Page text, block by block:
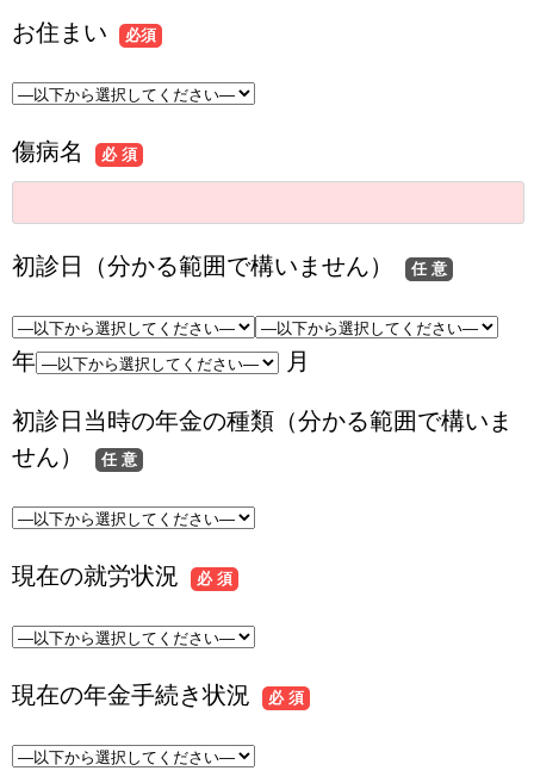
お住まい 必須
傷病名 必 須
初診日（分かる範囲で構いません） 任 意
年 月
初診日当時の年金の種類（分かる範囲で構いま
せん）
任 意
現在の就労状況 必 須
現在の年金手続き状況 必 須